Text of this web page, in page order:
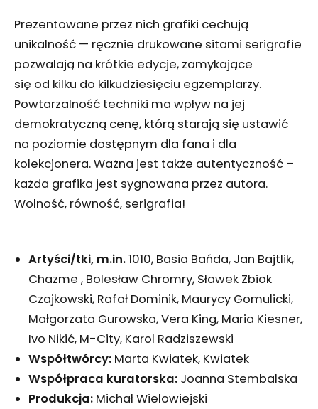
Prezentowane przez nich grafiki cechują
unikalność — ręcznie drukowane sitami serigrafie
pozwalają na krótkie edycje, zamykające
się od kilku do kilkudziesięciu egzemplarzy.
Powtarzalność techniki ma wpływ na jej
demokratyczną cenę, którą starają się ustawić
na poziomie dostępnym dla fana i dla
kolekcjonera. Ważna jest także autentyczność –
każda grafika jest sygnowana przez autora.
Wolność, równość, serigrafia!
Artyści/tki, m.in.1010, Basia Bańda, Jan Bajtlik,
Chazme , Bolesław Chromry, Sławek Zbiok
Czajkowski, Rafał Dominik, Maurycy Gomulicki,
Małgorzata Gurowska, Vera King, Maria Kiesner,
Ivo Nikić, M-City, Karol Radziszewski
Współtwórcy: Marta Kwiatek, Kwiatek
Współpraca kuratorska: Joanna Stembalska
Produkcja: Michał Wielowiejski